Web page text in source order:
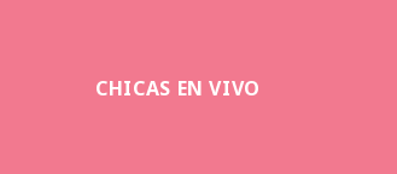
CHICAS EN VIVO